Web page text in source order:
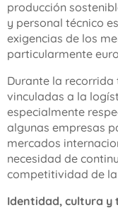
producción
y personal técnico
exigencias de los
particularmente
Durante la
vinculadas a la
especialmente
algunas empresas
mercados
necesidad de
competitividad de
Identidad, cultura y